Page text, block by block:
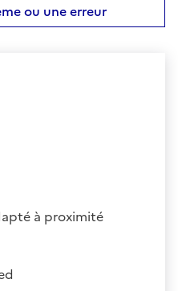
ou une erreur
à proximité